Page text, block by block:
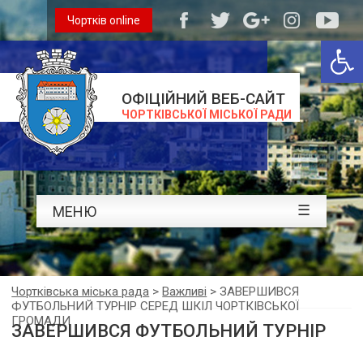
ОФІЦІЙНИЙ ВЕБ-САЙТ
ЧОРТКІВСЬКОЇ МІСЬКОЇ РАДИ
Чортків online
МЕНЮ ☰
Чортківська міська рада >Важливі >ЗАВЕРШИВСЯ
ФУТБОЛЬНИЙ ТУРНІР СЕРЕД ШКІЛ ЧОРТКІВСЬКОЇ
ГРОМАДИ
ЗАВЕРШИВСЯ ФУТБОЛЬНИЙ ТУРНІР